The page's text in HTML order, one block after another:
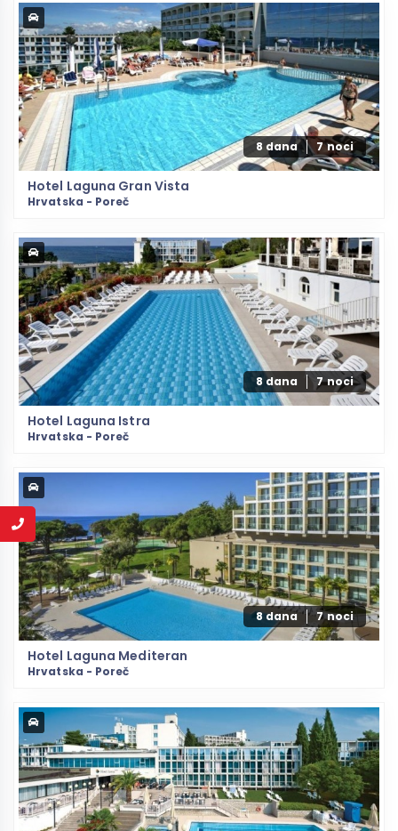
8 dana 7 noci
Hotel Laguna Gran Vista
Hrvatska - Poreč
8 dana 7 noci
Hotel Laguna Istra
Hrvatska - Poreč
8 dana 7 noci
Hotel Laguna Mediteran
Hrvatska - Poreč